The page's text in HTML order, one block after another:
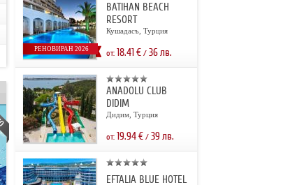
РЕНОВИРАН 2026
BATIHAN BEACH
RESORT
Кушадасъ, Турция
от: 18.41€/ 36лв.
ANADOLU CLUB
DIDIM
Дидим, Турция
от: 19.94€/ 39 лв.
EFTALIA BLUE HOTEL